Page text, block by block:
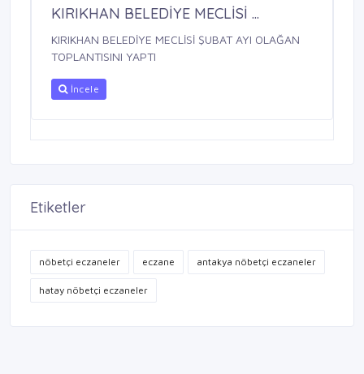
KIRIKHAN BELEDİYE MECLİSİ ...
KIRIKHAN BELEDİYE MECLİSİ ŞUBAT AYI OLAĞAN
TOPLANTISINI YAPTI
İncele
Etiketler
nöbetçi eczaneler eczane antakya nöbetçi eczaneler
hatay nöbetçi eczaneler